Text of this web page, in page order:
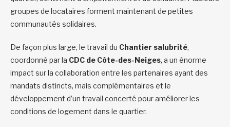
groupes de locataires forment maintenant de petites
communautés solidaires.
De façon plus large, le travail du Chantier salubrité,
coordonné par la CDC de Côte-des-Neiges, a un énorme
impact sur la collaboration entre les partenaires ayant des
mandats distincts, mais complémentaires et le
développement d’un travail concerté pour améliorer les
conditions de logement dans le quartier.